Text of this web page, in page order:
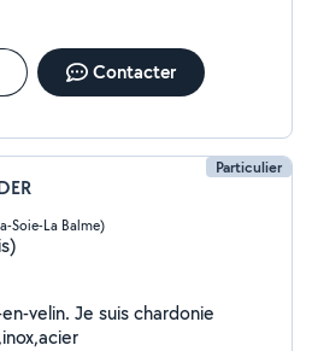
Contacter
Particulier
Soie-La Balme)
velin. Je suis chardonie